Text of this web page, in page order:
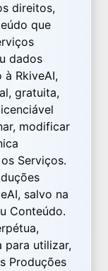
direitos,
que
dados
RkiveAI,
gratuita,
modificar
Serviços.
salvo na
Conteúdo.
para utilizar,
Produções